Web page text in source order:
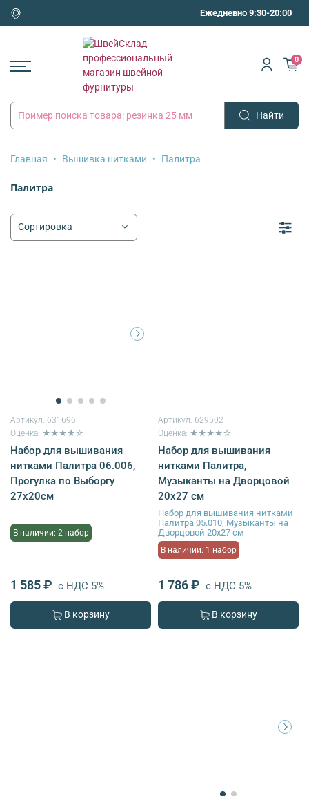
Ежедневно 9:30-20:00
Найти
0
Главная Вышивка нитками Палитра
Палитра
Артикул: 631696
Оценка: ★★★★☆
Набор для вышивания
нитками Палитра 06.006,
Прогулка по Выборгу
27х20см
В наличии: 2 набор
1 585 ₽ с НДС 5%
В корзину
Артикул: 629502
Оценка: ★★★★☆
Набор для вышивания
нитками Палитра,
Музыканты на Дворцовой
20х27 см
Набор для вышивания нитками
Палитра 05.010, Музыканты на
Дворцовой 20х27 см
В наличии: 1 набор
1 786 ₽ с НДС 5%
В корзину